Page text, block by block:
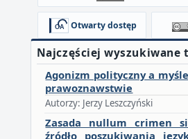
Otwarty dostęp
Najczęściej wyszukiwane
Agonizm polityczny a
prawoznawstwie
Autorzy: Jerzy Leszczyński
Zasada nullum crimen
źródło poszukiwania